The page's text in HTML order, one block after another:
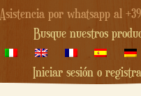
Asistencia por whatsapp al
Busque nuestros
Iniciar sesión o